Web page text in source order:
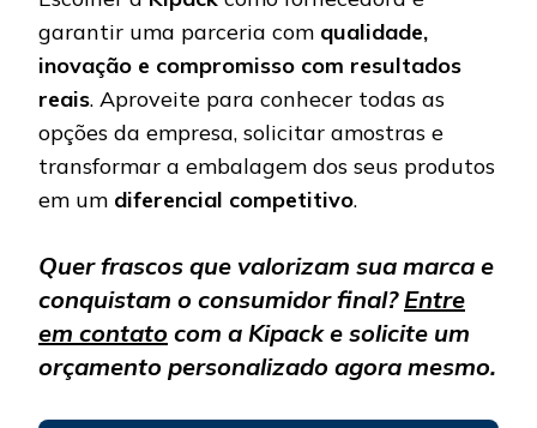
garantir uma parceria com qualidade,
inovação e compromisso com resultados
reais. Aproveite para conhecer todas as
opções da empresa, solicitar amostras e
transformar a embalagem dos seus produtos
em um diferencial competitivo.
Quer frascos que valorizam sua marca e
conquistam o consumidor final?Entre
em contato com a Kipack e solicite um
orçamento personalizado agora mesmo.